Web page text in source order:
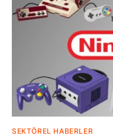
SEKTÖREL HABERLER